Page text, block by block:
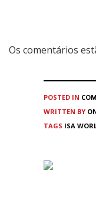
Os comentários
POSTED IN
WRITTEN BY
TAGS ISA